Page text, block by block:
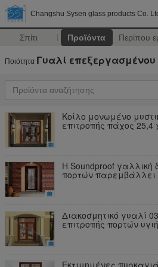
Changshu Sysen glass products Co.
Σπίτι Προϊόντα Περίπου
Ποιότητα Γυαλί επεξεργασμένου
Κοίλο μονωμένο
επιτροπής πάχος 25,4
Η Soundproof γαλλική
πορτών παρεμβάλλει
Διακοσμητικό γυαλί
επιτροπής πορτών
Εκτιμημένες